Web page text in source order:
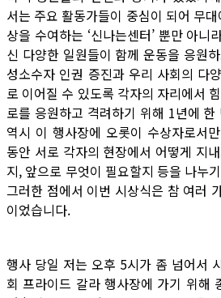
서는 주요 활동가들이 중심이 되어 무
상을 수여하는 ‘신나는센터’ 뿐만 아니
신 다양한 일원들이 함께 운동을 응원
성소수자 인권 증진과 우리 사회의 다
로 이어질 수 있도록 각자의 자리에서
로를 응원하고 격려하기 위해 1년에
역시 이 행사장에 오롯이 수상자로서
동안 서로 각자의 현장에서 어떻게 지
지, 앞으로 무엇이 필요할지 등을 나누
그러한 점에서 이번 시상식은 참 여러
이었습니다.
행사 당일 저는 오후 5시가 좀 넘어서
회 프라이드 갈라 행사장에 가기 위해